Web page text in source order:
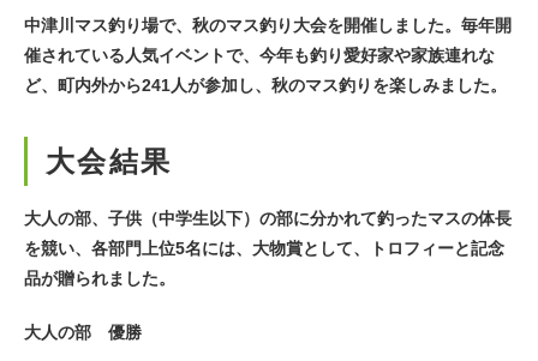
中津川マス釣り場で、秋のマス釣り大会を開催しました。毎年開
催されている人気イベントで、今年も釣り愛好家や家族連れな
ど、町内外から241人が参加し、秋のマス釣りを楽しみました。
大会結果
大人の部、子供（中学生以下）の部に分かれて釣ったマスの体長
を競い、各部門上位5名には、大物賞として、トロフィーと記念
品が贈られました。
大人の部 優勝